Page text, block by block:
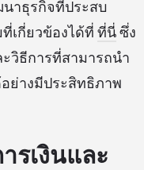
นาธุรกิจที่ประสบ
เกี่ยวข้องได้ที่ ที่นี่ซึ่ง
วิธีการที่สามารถนำ
ย่างมีประสิทธิภาพ
รเงินและ